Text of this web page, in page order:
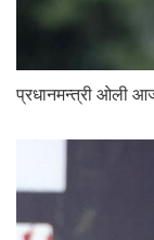
प्रधानमन्त्री ओली